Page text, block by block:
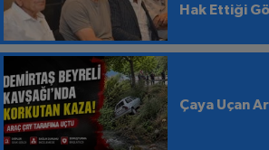
Hak Ettiği
Çaya Uçan